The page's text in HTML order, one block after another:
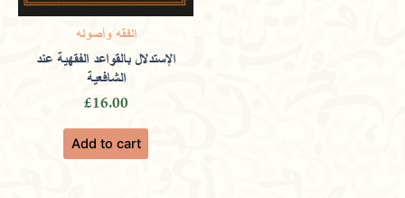
الفقه وأصوله
الإستدلال بالقواعد الفقهية عند
الشافعية
£16.00
Add to cart